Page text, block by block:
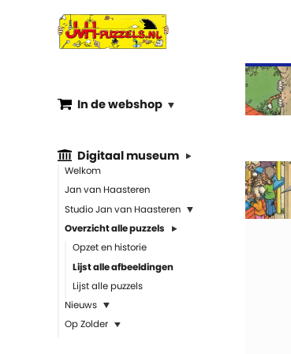
In de webshop
Digitaal museum
Welkom
Jan van Haasteren
Studio Jan van Haasteren
Overzicht alle puzzels
Opzet en historie
Lijst alle afbeeldingen
Lijst alle puzzels
Nieuws
Op Zolder